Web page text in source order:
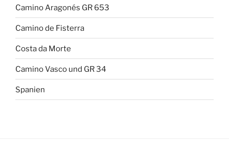
Camino Aragonés GR 653
Camino de Fisterra
Costa da Morte
Camino Vasco und GR 34
Spanien